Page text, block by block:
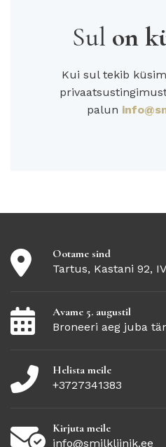
Sul on
Kui sul tekib
palun
Ootame sind
Tartus, Kastani 92,
Avame 5. augustil
Broneeri aeg juba
Helista meile
+3727341383
Kirjuta meile
info@smilkliinik.ee